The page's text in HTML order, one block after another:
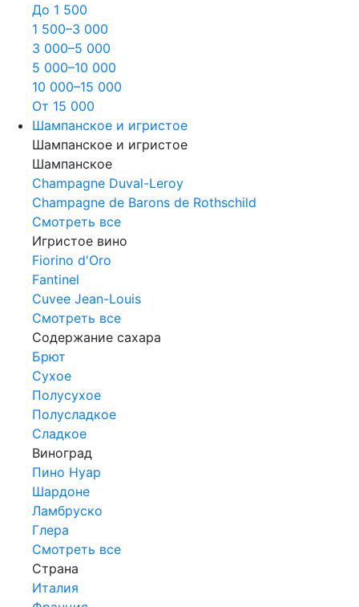
До 1 500
1 500–3 000
3 000–5 000
5 000–10 000
10 000–15 000
От 15 000
Шампанское и игристое
Шампанское и игристое
Шампанское
Champagne Duval-Leroy
Champagne de Barons de Rothschild
Смотреть все
Игристое вино
Fiorino d'Oro
Fantinel
Cuvee Jean-Louis
Смотреть все
Содержание сахара
Брют
Сухое
Полусухое
Полусладкое
Сладкое
Виноград
Пино Нуар
Шардоне
Ламбруско
Глера
Смотреть все
Страна
Италия